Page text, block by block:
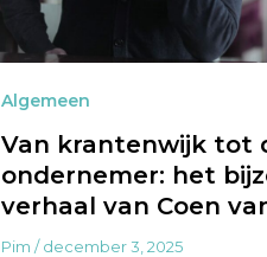
Algemeen
Van krantenwijk tot
ondernemer: het
verhaal van Coen
Pim/december 3, 2025